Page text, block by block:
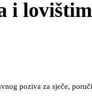
i
poziva za sječe,